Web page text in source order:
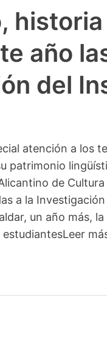
año
del
atención a los
patrimonio
de
a la
un año más,
Leer